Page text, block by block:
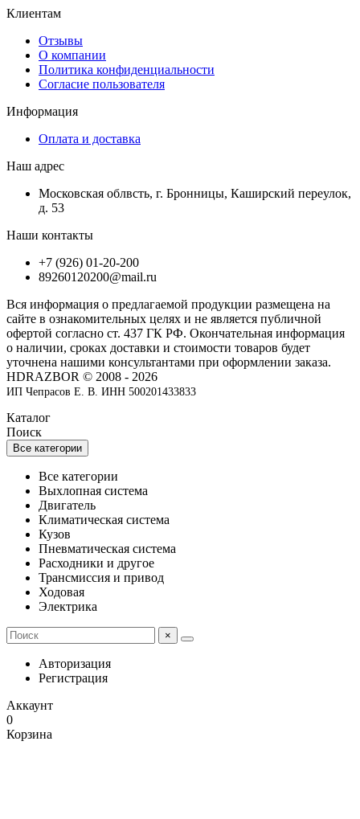
Клиентам
Отзывы
О компании
Политика конфиденциальности
Согласие пользователя
Информация
Оплата и доставка
Наш адрес
Московская облвсть, г. Бронницы, Каширский переулок,
д. 53
Наши контакты
+7 (926) 01-20-200
89260120200@mail.ru
Вся информация о предлагаемой продукции размещена на
сайте в ознакомительных целях и не является публичной
офертой согласно ст. 437 ГК РФ. Окончательная информация
о наличии, сроках доставки и стоимости товаров будет
уточнена нашими консультантами при оформлении заказа.
HDRAZBOR © 2008 - 2026
ИП Чепрасов Е. В. ИНН 500201433833
Каталог
Поиск
Все категории
Все категории
Выхлопная система
Двигатель
Климатическая система
Кузов
Пневматическая система
Расходники и другое
Трансмиссия и привод
Ходовая
Электрика
×
Авторизация
Регистрация
Аккаунт
0
Корзина